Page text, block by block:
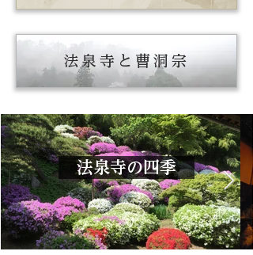
法泉寺と曹洞宗
法泉寺の四季